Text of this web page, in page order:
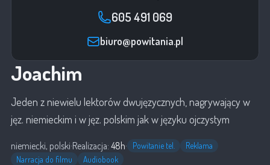
605 491 069
biuro@powitania.pl
Joachim
Jeden z niewielu lektorów dwujęzycznych, nagrywający w
jęz. niemieckim i w jęz. polskim jak w języku ojczystym
niemiecki, polski·Realizacja: 48h· Powitanie tel.
Reklama
Narracja do filmu
Audiobook